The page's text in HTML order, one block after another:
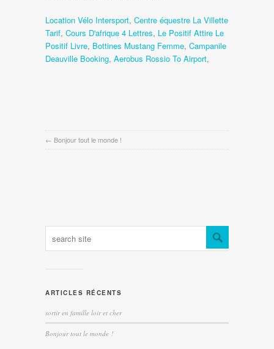
Location Vélo Intersport, Centre équestre La Villette
Tarif, Cours D'afrique 4 Lettres, Le Positif Attire Le
Positif Livre, Bottines Mustang Femme, Campanile
Deauville Booking, Aerobus Rossio To Airport,
← Bonjour tout le monde !
ARTICLES RÉCENTS
sortir en famille loir et cher
Bonjour tout le monde !